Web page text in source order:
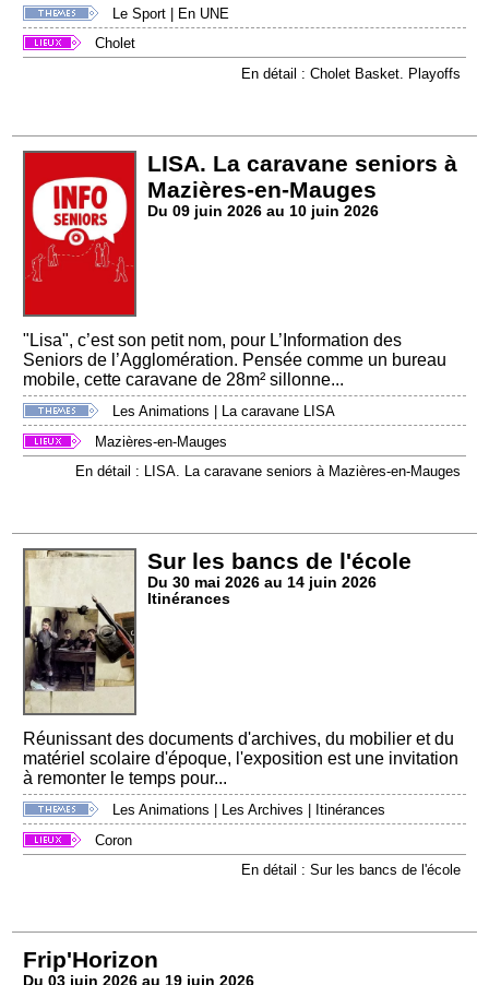
Le Sport
En UNE
Cholet
En détail : Cholet Basket. Playoffs
LISA. La caravane seniors à
Mazières-en-Mauges
Du 09 juin 2026 au 10 juin 2026
"Lisa", c’est son petit nom, pour L’Information des
Seniors de l’Agglomération. Pensée comme un bureau
mobile, cette caravane de 28m² sillonne...
Les Animations
La caravane LISA
Mazières-en-Mauges
En détail : LISA. La caravane seniors à Mazières-en-Mauges
Sur les bancs de l'école
Du 30 mai 2026 au 14 juin 2026
Itinérances
Réunissant des documents d'archives, du mobilier et du
matériel scolaire d'époque, l'exposition est une invitation
à remonter le temps pour...
Les Animations Les Archives
Itinérances
Coron
En détail : Sur les bancs de l'école
Frip'Horizon
Du 03 juin 2026 au 19 juin 2026